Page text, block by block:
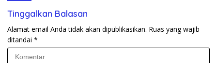
Tinggalkan Balasan
Alamat email Anda tidak akan dipublikasikan. Ruas yang wajib
ditandai *